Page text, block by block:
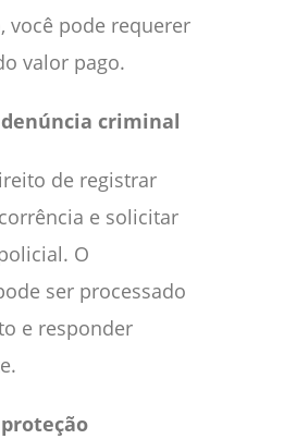
você pode requerer
valor pago.
criminal
de registrar
e solicitar
O
ser processado
e responder